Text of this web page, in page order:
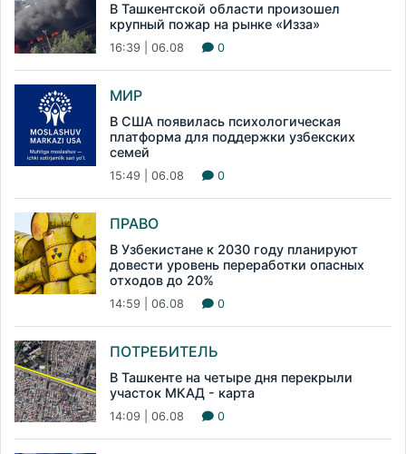
В Ташкентской области произошел
крупный пожар на рынке «Изза»
16:39 | 06.08 0
МИР
В США появилась психологическая
платформа для поддержки узбекских
семей
15:49 | 06.08 0
ПРАВО
В Узбекистане к 2030 году планируют
довести уровень переработки опасных
отходов до 20%
14:59 | 06.08 0
ПОТРЕБИТЕЛЬ
В Ташкенте на четыре дня перекрыли
участок МКАД - карта
14:09 | 06.08 0